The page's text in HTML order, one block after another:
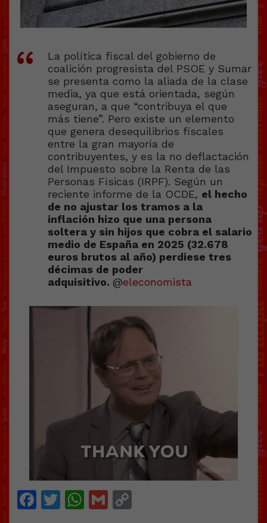
La política fiscal del gobierno de
coalición progresista del PSOE y Sumar
se presenta como la aliada de la clase
media, ya que está orientada, según
aseguran, a que “contribuya el que
más tiene”. Pero existe un elemento
que genera desequilibrios fiscales
entre la gran mayoría de
contribuyentes, y es la no deflactación
del Impuesto sobre la Renta de las
Personas Físicas (IRPF). Según un
reciente informe de la OCDE, el hecho
de no ajustar los tramos a la
inflación hizo que una persona
soltera y sin hijos que cobra el salario
medio de España en 2025 (32.678
euros brutos al año) perdiese tres
décimas de poder
adquisitivo. @eleconomista
Facebook
Twitter
WhatsApp
Gmail